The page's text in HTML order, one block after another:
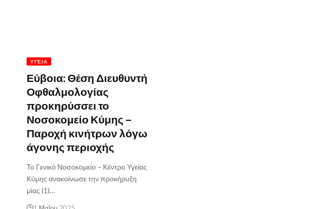
ΥΓΕΊΑ
Εύβοια: Θέση Διευθυντή
Οφθαλμολογίας
προκηρύσσει το
Νοσοκομείο Κύμης –
Παροχή κινήτρων λόγω
άγονης περιοχής
Το Γενικό Νοσοκομείο – Κέντρο Υγείας
Κύμης ανακοίνωσε την προκήρυξη
μίας (1)…